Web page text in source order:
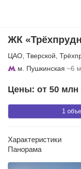
ЖК
ЦАО Тверской
м. Пушкинская ~6
1
Цены: от 50 млн
Характеристики
Панорама